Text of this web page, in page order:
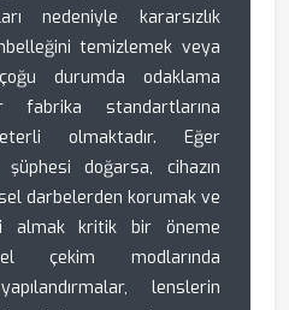
nedeniyle kararsızlık
temizlemek veya
durumda odaklama
fabrika standartlarına
olmaktadır. Eğer
doğarsa, cihazın
darbelerden korumak ve
almak kritik bir öneme
çekim modlarında
lenslerin